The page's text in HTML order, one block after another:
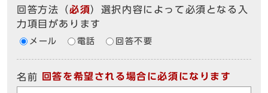
回答方法 （必須）選択内容によって必須となる入
力項目があります
メール 電話 回答不要
名前 回答を希望される場合に必須になります